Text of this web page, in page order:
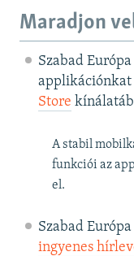
Maradjon
Szabad Európa
applikációnkat
Store
A stabil
funkciói az
el.
Szabad Európa
ingyenes